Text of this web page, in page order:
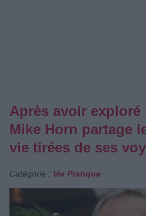
Après avoir exploré
Mike Horn partage
vie tirées de ses
Catégorie : Vie Pratique